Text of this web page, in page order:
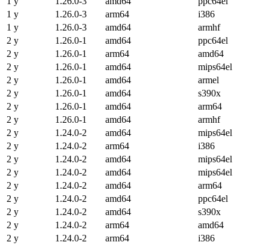
1 y
1.26.0-3 arm64
i386
1 y
1.26.0-3 amd64
armhf
2 y
1.26.0-1 amd64
ppc64el
2 y
1.26.0-1 arm64
amd64
2 y
1.26.0-1 amd64
mips64el
2 y
1.26.0-1 amd64
armel
2 y
1.26.0-1 amd64
s390x
2 y
1.26.0-1 amd64
arm64
2 y
1.26.0-1 amd64
armhf
2 y
1.24.0-2 amd64
mips64el
2 y
1.24.0-2 arm64
i386
2 y
1.24.0-2 amd64
mips64el
2 y
1.24.0-2 amd64
mips64el
2 y
1.24.0-2 amd64
arm64
2 y
1.24.0-2 amd64
ppc64el
2 y
1.24.0-2 amd64
s390x
2 y
1.24.0-2 arm64
amd64
2 y
1.24.0-2 arm64
i386